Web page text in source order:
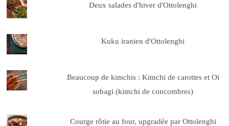
Deux salades d'hiver d'Ottolenghi
Kuku iranien d'Ottolenghi
Beaucoup de kimchis : Kimchi de carottes et Oï
sobagi (kimchi de concombres)
Courge rôtie au four, upgradée par Ottolenghi